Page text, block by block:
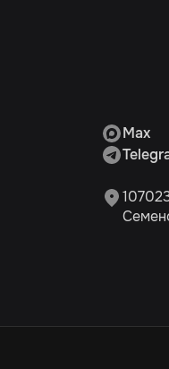
Max